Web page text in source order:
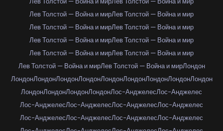
Лев Толстой — Война и мирЛев Толстой — Война и мир
Лев Толстой — Война и мирЛев Толстой — Война и мир
Лев Толстой — Война и мирЛев Толстой — Война и мир
Лев Толстой — Война и мирЛев Толстой — Война и мир
Лев Толстой — Война и мирЛев Толстой — Война и мирЛондон
ЛондонЛондонЛондонЛондонЛондонЛондонЛондонЛондонЛондон
ЛондонЛондонЛондонЛондонЛос-АнджелесЛос-Анджелес
Лос-АнджелесЛос-АнджелесЛос-АнджелесЛос-Анджелес
Лос-АнджелесЛос-АнджелесЛос-АнджелесЛос-Анджелес